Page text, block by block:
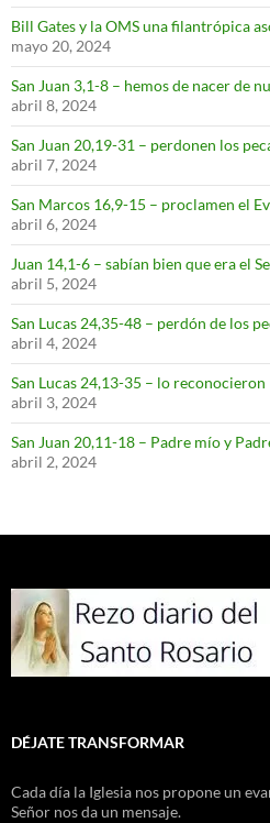
Bill Gates y la OMS una filantrópica
mayo 20, 2024
San Juan 3,1-8 – hemos de nacer de
abril 8, 2024
San Juan 20,19-31 – perdonen los
abril 7, 2024
San Marcos 16,9-15 – proclamen el
abril 6, 2024
Juan 14,1-6 – sabían bien que era el
abril 5, 2024
San Lucas 24,35-48 – perdón de los
abril 4, 2024
San Lucas 24,13-35 – lo reconocieron
abril 3, 2024
San Juan 20,11-18 – Padre mío y
abril 2, 2024
DÉJATE TRANSFORMAR
Cada día la Iglesia nos propone un
Señor nos da un mensaje.